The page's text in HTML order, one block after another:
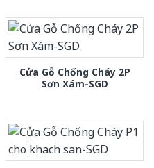
Cửa Gỗ Chống Cháy 2P
Sơn Xám-SGD